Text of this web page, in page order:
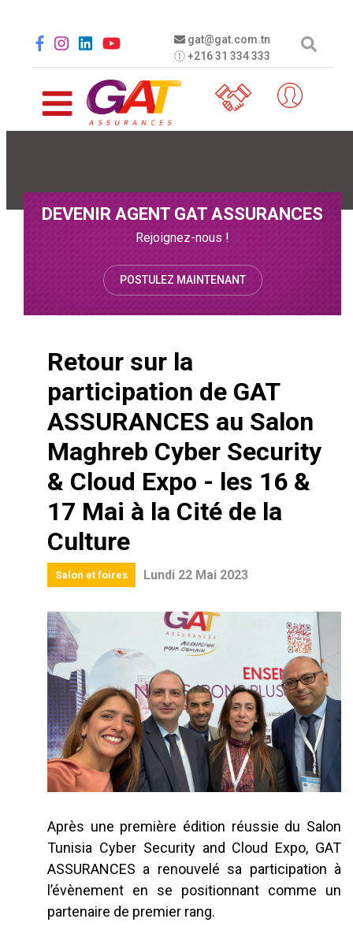
gat@gat.com.tn
+216 31 334 333
Social menu
DEVENIR AGENT GAT ASSURANCES
Rejoignez-nous !
POSTULEZ MAINTENANT
Retour sur la
participation de GAT
ASSURANCES au Salon
Maghreb Cyber Security
& Cloud Expo - les 16 &
17 Mai à la Cité de la
Culture
Salon et foires Lundi 22 Mai 2023
Après une première édition réussie du Salon
Tunisia Cyber Security and Cloud Expo, GAT
ASSURANCES a renouvelé sa participation à
l’évènement en se positionnant comme un
partenaire de premier rang.